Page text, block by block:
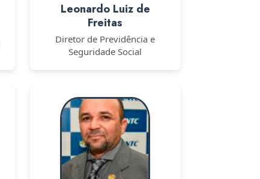
Leonardo Luiz de
Freitas
Diretor de Previdência e
Seguridade Social